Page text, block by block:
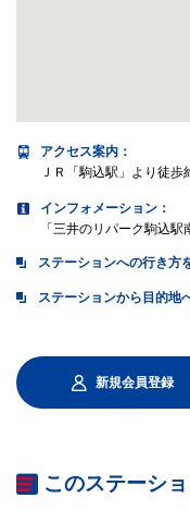
アクセス案内 ：
ＪＲ「駒込駅」より徒歩
インフォメーション：
「三井のリパーク駒込駅
ステーションへの行き方
ステーションから目的地
新規会員登録
このステーシ